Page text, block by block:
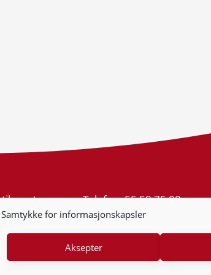
Samtykke for informasjonskapsler
Aksepter
Sentrum
246
Telefon:55 59 75 00
E-post:post@kt.no
Nyhetsvarsel >>